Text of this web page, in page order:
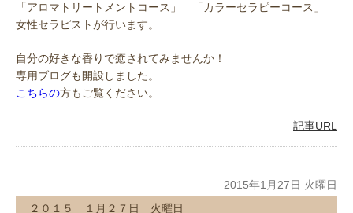
「アロマトリートメントコース」 「カラーセラピーコース」
女性セラピストが行います。
自分の好きな香りで癒されてみませんか！
専用ブログも開設しました。
こちらの方もご覧ください。
記事URL
2015年1月27日 火曜日
２０１５ １月２７日 火曜日